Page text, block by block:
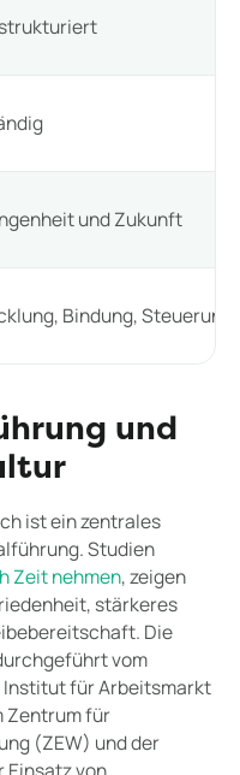
und Zukunft
Bindung, Steuerung
und
ist ein zentrales
Studien
Zeit nehmen, zeigen
stärkeres
Die
vom
für Arbeitsmarkt
Zentrum für
(ZEW) und der